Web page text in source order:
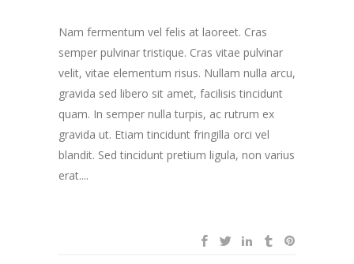
Nam fermentum vel felis at laoreet. Cras
semper pulvinar tristique. Cras vitae pulvinar
velit, vitae elementum risus. Nullam nulla arcu,
gravida sed libero sit amet, facilisis tincidunt
quam. In semper nulla turpis, ac rutrum ex
gravida ut. Etiam tincidunt fringilla orci vel
blandit. Sed tincidunt pretium ligula, non varius
erat....